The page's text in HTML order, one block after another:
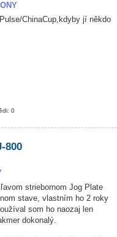
ChinaCup,kdyby jí někdo
0
800
striebornom Jog Plate
stave, vlastním ho 2 roky
som ho naozaj len
dokonalý.